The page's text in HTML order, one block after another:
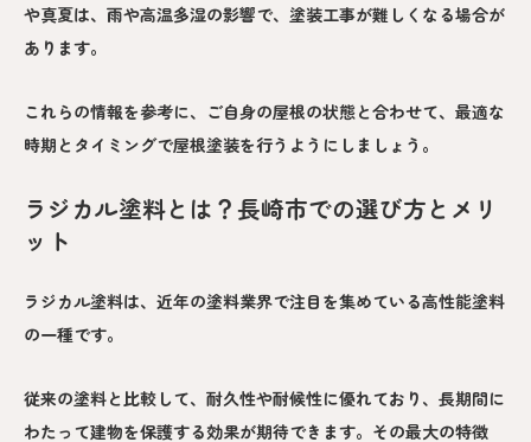
や真夏は、雨や高温多湿の影響で、塗装工事が難しくなる場合が
あります。
これらの情報を参考に、ご自身の屋根の状態と合わせて、最適な
時期とタイミングで屋根塗装を行うようにしましょう。
ラジカル塗料とは？長崎市での選び方とメリ
ット
ラジカル塗料は、近年の塗料業界で注目を集めている高性能塗料
の一種です。
従来の塗料と比較して、耐久性や耐候性に優れており、長期間に
わたって建物を保護する効果が期待できます。その最大の特徴